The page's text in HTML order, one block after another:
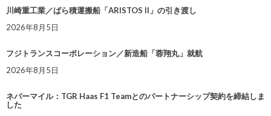
川崎重工業／ばら積運搬船「ARISTOS II」の引き渡し
2026年8月5日
フジトランスコーポレーション／新造船「蓉翔丸」就航
2026年8月5日
ネバーマイル：TGR Haas F1 Teamとのパートナーシップ契約を締結しま
した